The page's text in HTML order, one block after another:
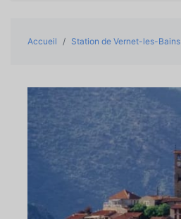
Accueil Station de Vernet-les-Bains